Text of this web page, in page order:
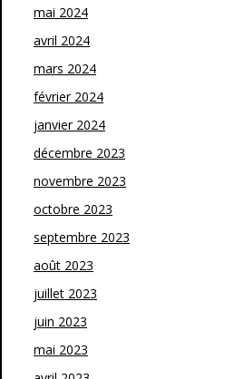
mai 2024
avril 2024
mars 2024
février 2024
janvier 2024
décembre 2023
novembre 2023
octobre 2023
septembre 2023
août 2023
juillet 2023
juin 2023
mai 2023